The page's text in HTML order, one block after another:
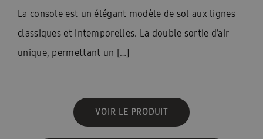
La console est un élégant modèle de sol aux lignes
classiques et intemporelles. La double sortie d’air
unique, permettant un […]
VOIR LE PRODUIT